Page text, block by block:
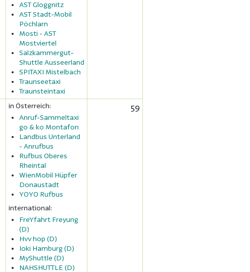
AST Gloggnitz
AST Stadt-Mobil
Pöchlarn
Mosti - AST
Mostviertel
Salzkammergut-
Shuttle Ausseerland
SPITAXI Mistelbach
Traunseetaxi
Traunsteintaxi
in Österreich:
Anruf-Sammeltaxi
go & ko Montafon
Landbus Unterland
- Anrufbus
Rufbus Oberes
Rheintal
WienMobil Hüpfer
Donaustadt
YOYO Rufbus
international:
FreYfahrt Freyung
(D)
Hvv hop (D)
Ioki Hamburg (D)
MyShuttle (D)
NAHSHUTTLE (D)
59